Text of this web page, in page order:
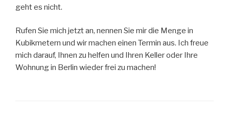
geht es nicht.
Rufen Sie mich jetzt an, nennen Sie mir die Menge in
Kubikmetern und wir machen einen Termin aus. Ich freue
mich darauf, Ihnen zu helfen und Ihren Keller oder Ihre
Wohnung in Berlin wieder frei zu machen!